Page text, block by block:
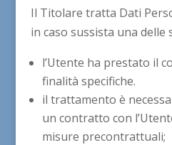
Il Titolare tratta Dati
in caso sussista una delle
l’Utente ha prestato il
finalità specifiche.
il trattamento è
un contratto con
misure precontrattuali;